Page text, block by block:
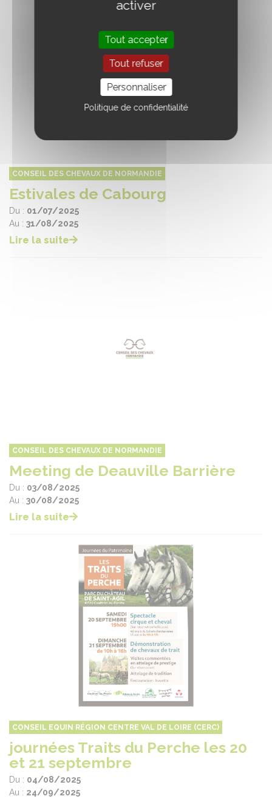
CONSEIL DES CHEVAUX DE NORMANDIE
Estivales de Cabourg
Du : 01/07/2025
Au : 31/08/2025
Lire la suite
CONSEIL DES CHEVAUX DE NORMANDIE
Meeting de Deauville Barrière
Du : 03/08/2025
Au : 30/08/2025
Lire la suite
CONSEIL EQUIN RÉGION CENTRE VAL DE LOIRE (CERC)
journées Traits du Perche les 20
et 21 septembre
Du : 04/08/2025
Au : 24/09/2025
activer
Tout accepter
Tout refuser
Personnaliser
Politique de confidentialité